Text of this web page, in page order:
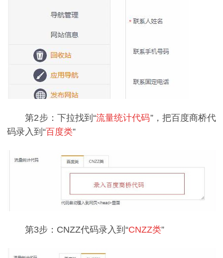
第2步：下拉找到“流量统计代码”，把百度商桥代
码录入到“百度类”
第3步：CNZZ代码录入到“CNZZ类”